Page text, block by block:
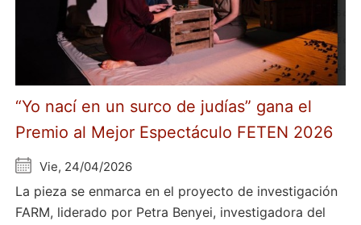
“Yo nací en un surco de judías” gana el
Premio al Mejor Espectáculo FETEN 2026
Vie, 24/04/2026
La pieza se enmarca en el proyecto de investigación
FARM, liderado por Petra Benyei, investigadora del